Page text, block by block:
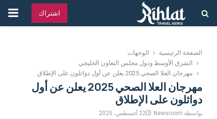
اشتراك
الصفحة الرئيسية
الوجهات
الشرق الأوسط ودول مجلس التعاون الخليجي
مهرجان العلا الصحي 2025 يعلن عن أول دواثلون على الإطلاق
مهرجان العلا الصحي 2025 يعلن عن أول
دواثلون على الإطلاق
بواسطة Newsroom 22 أغسطس، 2025